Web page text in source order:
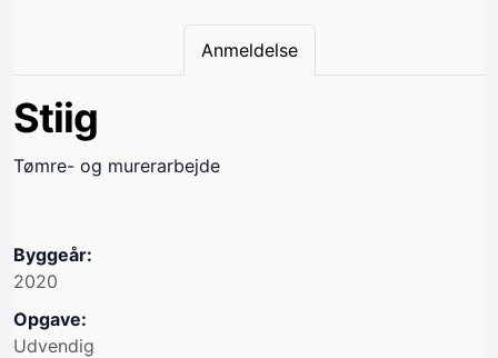
Anmeldelse
Stiig
Tømre- og murerarbejde
Byggeår:
2020
Opgave:
Udvendig